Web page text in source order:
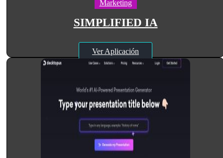
Marketing
SIMPLIFIED IA
Ver Aplicación